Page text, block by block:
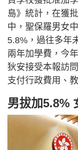
島》統計，在獲
中，聖保羅男女
5.8%，過往多年
兩年加學費，今
狄安接受本報訪
支付行政費用、
男拔加5.8%